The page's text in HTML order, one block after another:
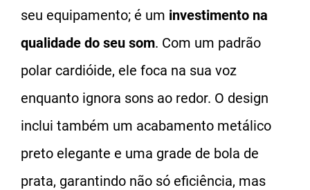
seu equipamento; é um investimento na
qualidade do seu som. Com um padrão
polar cardióide, ele foca na sua voz
enquanto ignora sons ao redor. O design
inclui também um acabamento metálico
preto elegante e uma grade de bola de
prata, garantindo não só eficiência, mas